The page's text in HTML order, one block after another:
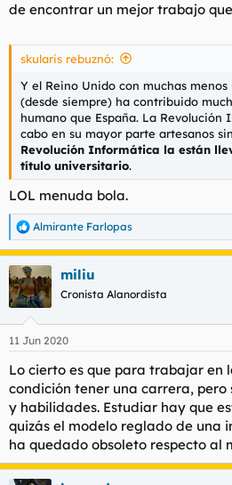
de encontrar un mejor trabajo
skularis rebuznó:
Y el Reino Unido con muchas
(desde siempre) ha contribuido
humano que España. La Revolución
cabo en su mayor parte artesanos
Revolución Informática la están
título universitario.
LOL menuda bola.
R
e
a
c
c
i
e
:
Almirante Farlopas
miliu
Cronista Alanordista
11 Jun 2020
Lo cierto es que para trabajar en
condición tener una carrera,
y habilidades. Estudiar hay que
quizás el modelo reglado de una
ha quedado obsoleto respecto al